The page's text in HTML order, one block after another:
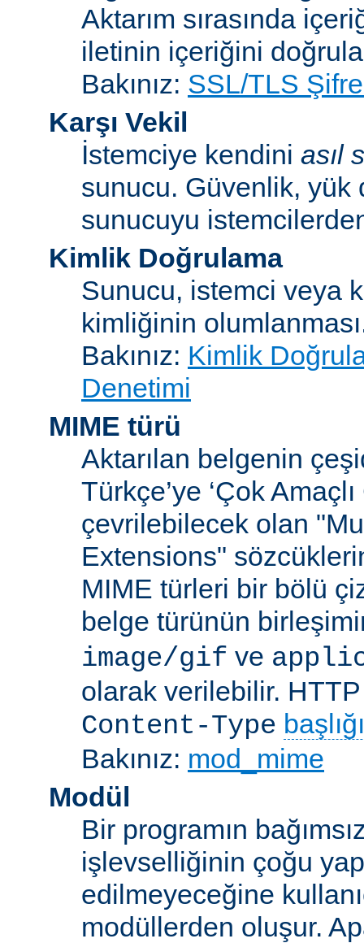
Aktarım sırasında
iletinin içeriğini
Bakınız: SSL/TLS
Karşı Vekil
İstemciye kendini asıl
sunucu. Güvenlik, yük
sunucuyu
Kimlik Doğrulama
Sunucu, istemci veya
kimliğinin
Bakınız: Kimlik
Denetimi
MIME türü
Aktarılan belgenin
Türkçe’ye ‘Çok
çevrilebilecek olan
Extensions"
MIME türleri bir bölü
belge türünün
image/gif ve
olarak verilebilir.
Content-Type
Bakınız: mod_mime
Modül
Bir programın
işlevselliğinin çoğu
edilmeyeceğine
modüllerden oluşur.